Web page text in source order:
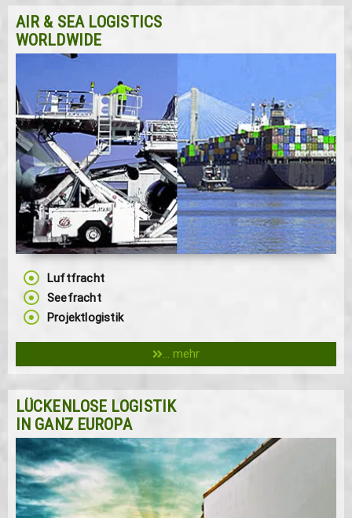
AIR & SEA LOGISTICS
WORLDWIDE
Luftfracht
Seefracht
Projektlogistik
... mehr
LÜCKENLOSE LOGISTIK
IN GANZ EUROPA